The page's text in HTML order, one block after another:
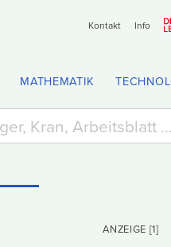
Kontakt Info
MATHEMATIK
ANZEIGE [1]